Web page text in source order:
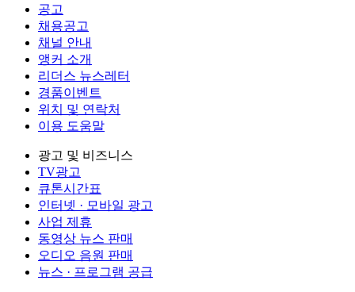
공고
채용공고
채널 안내
앵커 소개
리더스 뉴스레터
경품이벤트
위치 및 연락처
이용 도움말
광고 및 비즈니스
TV광고
큐톤시간표
인터넷 · 모바일 광고
사업 제휴
동영상 뉴스 판매
오디오 음원 판매
뉴스 · 프로그램 공급